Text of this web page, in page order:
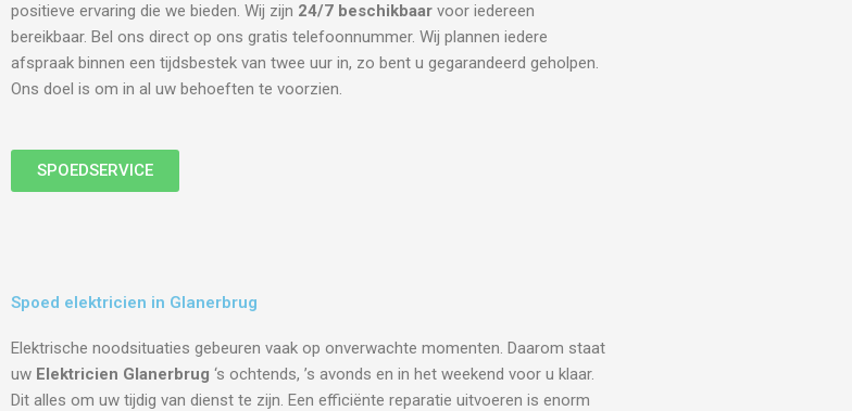
positieve ervaring die we bieden. Wij zijn 24/7 beschikbaar voor iedereen
bereikbaar. Bel ons direct op ons gratis telefoonnummer. Wij plannen iedere
afspraak binnen een tijdsbestek van twee uur in, zo bent u gegarandeerd geholpen.
Ons doel is om in al uw behoeften te voorzien.
SPOEDSERVICE
Spoed elektricien in Glanerbrug
Elektrische noodsituaties gebeuren vaak op onverwachte momenten. Daarom staat
uw Elektricien Glanerbrug ‘s ochtends, ’s avonds en in het weekend voor u klaar.
Dit alles om uw tijdig van dienst te zijn. Een efficiënte reparatie uitvoeren is enorm